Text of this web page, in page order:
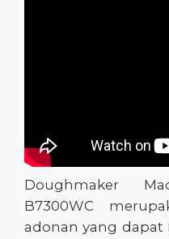
Doughmaker
B7300WC
adonan yang